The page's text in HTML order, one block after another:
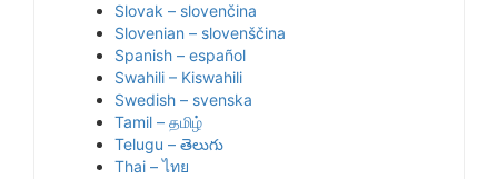
Slovak – slovenčina
Slovenian – slovenščina
Spanish – español
Swahili – Kiswahili
Swedish – svenska
Tamil – தமிழ்
Telugu – తెలుగు
Thai – ไทย